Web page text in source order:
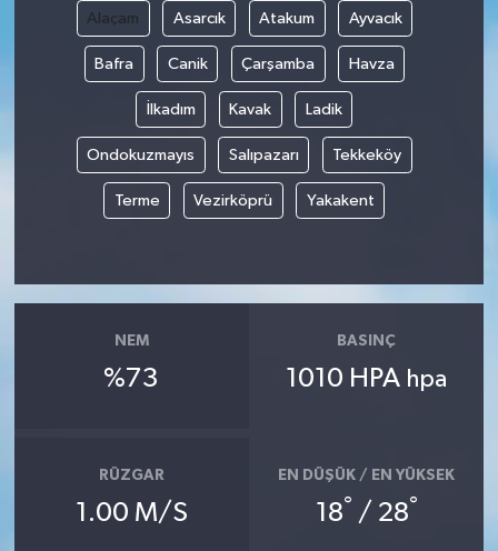
Alaçam Asarcık Atakum Ayvacık
Bafra Canik Çarşamba Havza
İlkadım Kavak Ladik
Ondokuzmayıs Salıpazarı Tekkeköy
Terme Vezirköprü Yakakent
NEM
%73
BASINÇ
1010 HPA hpa
RÜZGAR
1.00 M/S
EN DÜŞÜK / EN YÜKSEK
18° / 28°